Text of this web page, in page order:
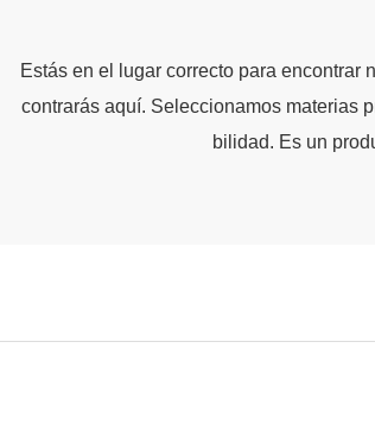
Estás en el lugar correcto para encontrar
contrarás aquí. Seleccionamos materias
bilidad. Es un